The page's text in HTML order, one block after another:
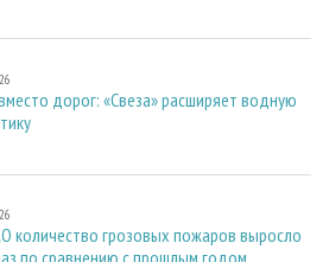
дорог: «Свеза» расширяет водную
количество грозовых пожаров выросло